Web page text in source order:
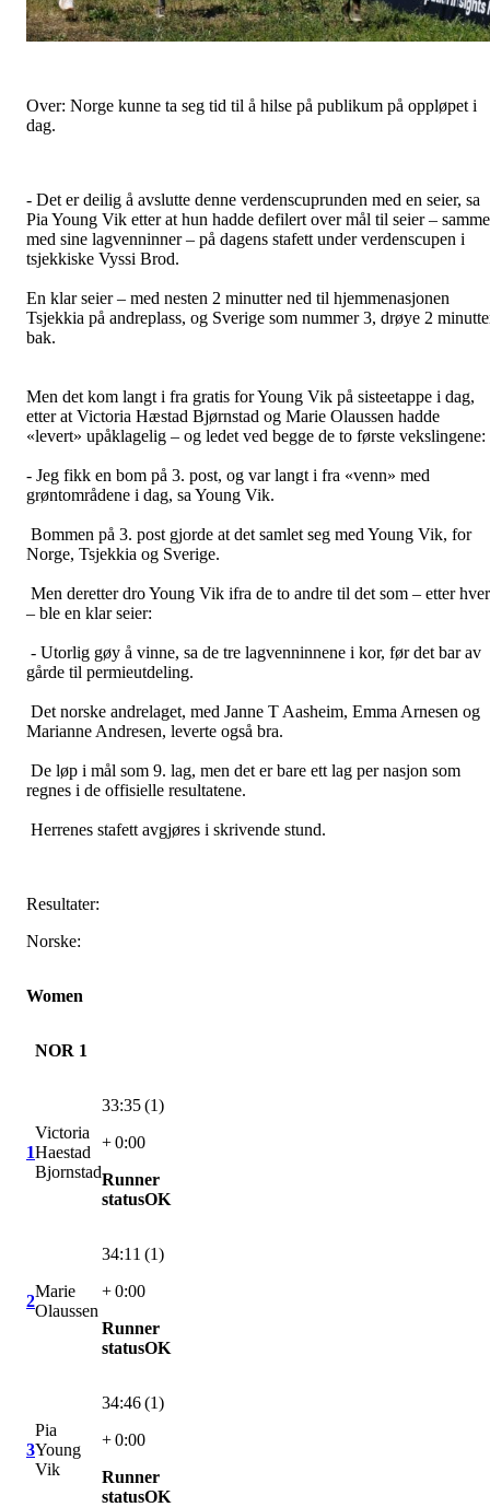
Over: Norge kunne ta seg tid til å hilse på publikum på oppløpet i
dag.
- Det er deilig å avslutte denne verdenscuprunden med en seier, sa
Pia Young Vik etter at hun hadde defilert over mål til seier –
med sine lagvenninner – på dagens stafett under verdenscupen i
tsjekkiske Vyssi Brod.
En klar seier – med nesten 2 minutter ned til hjemmenasjonen
Tsjekkia på andreplass, og Sverige som nummer 3, drøye 2
bak.
Men det kom langt i fra gratis for Young Vik på sisteetappe i dag,
etter at Victoria Hæstad Bjørnstad og Marie Olaussen hadde
«levert» upåklagelig – og ledet ved begge de to første vekslingene:
- Jeg fikk en bom på 3. post, og var langt i fra «venn» med
grøntområdene i dag, sa Young Vik.
Bommen på 3. post gjorde at det samlet seg med Young Vik, for
Norge, Tsjekkia og Sverige.
Men deretter dro Young Vik ifra de to andre til det som – etter
– ble en klar seier:
- Utorlig gøy å vinne, sa de tre lagvenninnene i kor, før det bar av
gårde til permieutdeling.
Det norske andrelaget, med Janne T Aasheim, Emma Arnesen og
Marianne Andresen, leverte også bra.
De løp i mål som 9. lag, men det er bare ett lag per nasjon som
regnes i de offisielle resultatene.
Herrenes stafett avgjøres i skrivende stund.
Resultater:
Norske:
Women
NOR 1
1
Victoria
Haestad
Bjornstad
33:35 (1)
+ 0:00
Runner
statusOK
2
Marie
Olaussen
34:11 (1)
+ 0:00
Runner
statusOK
3
Pia
Young
Vik
34:46 (1)
+ 0:00
Runner
statusOK